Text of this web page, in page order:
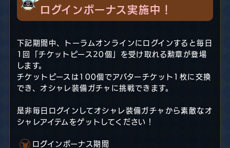
ログインボーナス実施中！
下記期間中、トーラムオンラインにログインすると毎日
1回「チケットピース20個」を受け取れる勲章が登場
します。
チケットピースは100個でアバターチケット1枚に交換
でき、オシャレ装備ガチャに挑戦できます。
是非毎日ログインしてオシャレ装備ガチャから素敵なオ
シャレアイテムをゲットしてください！
ログインボーナス期間